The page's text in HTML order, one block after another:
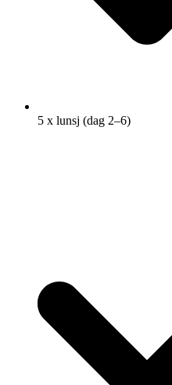
5 x lunsj (dag 2–6)